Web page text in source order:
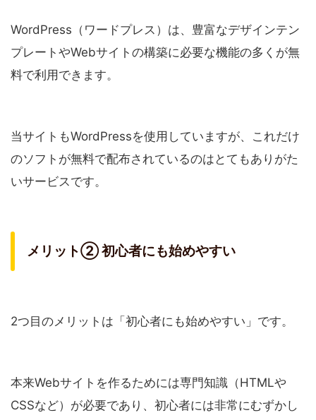
WordPress（ワードプレス）は、豊富なデザインテン
プレートやWebサイトの構築に必要な機能の多くが無
料で利用できます。
当サイトもWordPressを使用していますが、これだけ
のソフトが無料で配布されているのはとてもありがた
いサービスです。
メリット② 初心者にも始めやすい
2つ目のメリットは「初心者にも始めやすい」です。
本来Webサイトを作るためには専門知識（HTMLや
CSSなど）が必要であり、初心者には非常にむずかし